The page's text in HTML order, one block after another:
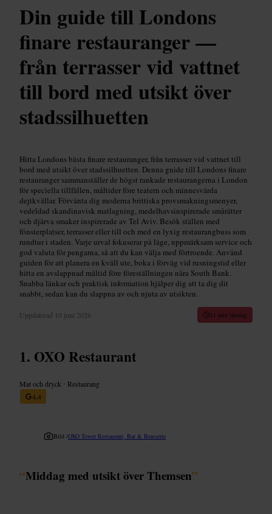
Din guide till Londons
finare restauranger —
från terrasser vid vattnet
till bord med utsikt över
stadssilhuetten
Hitta Londons bästa finare restauranger, från terrasser vid vattnet till
bord med utsikt över stadssilhuetten. Denna guide till Londons finare
restauranger sammanställer de högst rankade restaurangerna i London
för speciella tillfällen, måltider före teatern och minnesvärda
dejtkvällar. Förvänta dig moderna brittiska provsmakningsmenyer,
vedeldad skandinavisk matlagning, medelhavsinspirerade smårätter
och djärva smaker inspirerade av Tel Aviv. Besök ställen med
fönsterplatser, terrasser eller till och med en lyxig restaurangbuss som
rundtur i staden. Varje urval fokuserar på läge, uppmärksam service och
god valuta för pengarna, så att du kan välja med förtroende. Använd
guiden för att planera en kväll ute, boka i förväg vid rusningstid eller
hitta en avslappnad måltid före föreställningen nära South Bank.
Snabba länkar och praktisk information hjälper dig att ta dig dit
snabbt, sedan kan du slappna av och njuta av utsikten.
Uppdaterad 10 juni 2026 11 min läsning
OXO Restaurant
Mat och dryck • Restaurang
4,4
Bild /OXO Tower Restaurant, Bar & Brasserie
“Middag med utsikt över Themsen”